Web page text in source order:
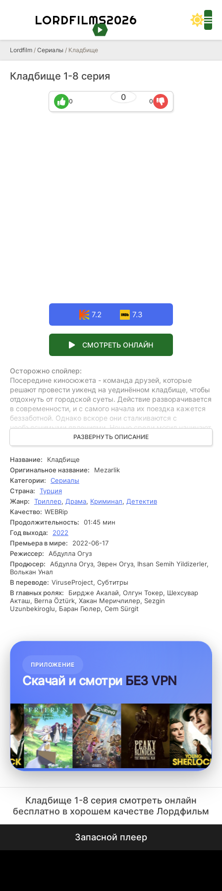
LORDFILMS2026
Lordfilm / Сериалы / Кладбище
Кладбище 1-8 серия
0
0 0
7.2 7.3
СМОТРЕТЬ ОНЛАЙН
Осторожно спойлер:
Посередине киносюжета - команда друзей, которые
решают провести уикенд на уединённом кладбище, чтобы
отдохнуть от городской суеты. Действие разворачивается
в современности, и с самого начала их поездка кажется
беззаботной. Однако вскоре они сталкиваются с
необъяснимыми явлениями. Ночью среди могил начинают
происходить странные происшествия, которые
заставляют их задуматься о том, что на кладбище может
скрываться нечто большее, чем просто мир усопших.
Друзья начинают исследовать кладбище, стараясь
разгадать его тайны. Они находят старые надгробия и
записки, которые указывают на мрачные события,
происходившие здесь в прошлом. Постепенно их интерес
нарастает, и они осознают, что выбор, который им
предстоит сделать, может оставить их в этом месте
живыми. Ситуация осложняется, когда один из них
неожиданно пропадает в темноте, и оставшиеся пытаются
выяснить, что произошло. Каждый шаг приводит их к
новым открытиям, и они начинают сомневаться в
доброжелательности друга. Напряжение нарастает, и они
понимают, что каждая ночь на кладбище становится всё
более опасной. Вскоре они окажутся перед выбором,
который изменит их жизни навсегда.
РАЗВЕРНУТЬ ОПИСАНИЕ
Название:
Кладбище
Оригинальное название:
Mezarlik
Категории:
Сериалы
Страна:
Турция
Жанр:
Триллер, Драма, Криминал, Детектив
Качество: WEBRip
Продолжительность:
01:45 мин
Год выхода:
2022
Премьера в мире:
2022-06-17
Режиссер:
Абдулла Огуз
Продюсер:
Абдулла Огуз, Эврен Огуз, Ihsan Semih Yildizerler,
Волькан Унал
В переводе: ViruseProject, Субтитры
В главных ролях:
Бирдже Акалай, Олгун Токер, Шехсувар
Акташ, Berna Öztürk, Хакан Меричлилер, Sezgin
Uzunbekiroglu, Баран Гюлер, Cem Sürgit
ПРИЛОЖЕНИЕ
Скачай и смотри БЕЗ VPN
Кладбище 1-8 серия смотреть онлайн
бесплатно в хорошем качестве Лордфильм
Запасной плеер